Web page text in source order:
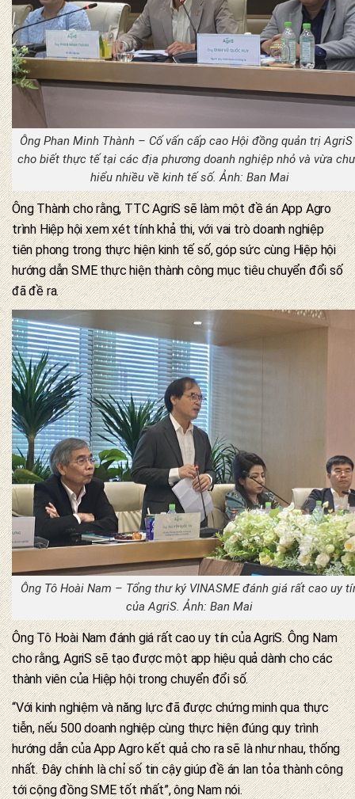
Ông Phan Minh Thành – Cố vấn cấp cao Hội đồng quản trị AgriS
cho biết thực tế tại các địa phương doanh nghiệp nhỏ và vừa
hiểu nhiều về kinh tế số. Ảnh: Ban Mai
Ông Thành cho rằng, TTC AgriS sẽ làm một đề án App Agro
trình Hiệp hội xem xét tính khả thi, với vai trò doanh nghiệp
tiên phong trong thực hiện kinh tế số, góp sức cùng Hiệp hội
hướng dẫn SME thực hiện thành công mục tiêu chuyển đổi số
đã đề ra.
Ông Tô Hoài Nam – Tổng thư ký VINASME đánh giá rất cao uy
của AgriS. Ảnh: Ban Mai
Ông Tô Hoài Nam đánh giá rất cao uy tín của AgriS. Ông Nam
cho rằng, AgriS sẽ tạo được một app hiệu quả dành cho các
thành viên của Hiệp hội trong chuyển đổi số.
“Với kinh nghiệm và năng lực đã được chứng minh qua thực
tiễn, nếu 500 doanh nghiệp cùng thực hiện đúng quy trình
hướng dẫn của App Agro kết quả cho ra sẽ là như nhau, thống
nhất. Đây chính là chỉ số tin cậy giúp đề án lan tỏa thành công
tới cộng đồng SME tốt nhất”, ông Nam nói.